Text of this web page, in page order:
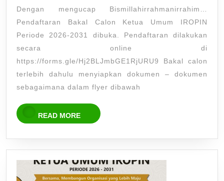
Umum
IROPIN
Periode
2031
Dengan mengucap Bismillahirrahmanirrahim…
Pendaftaran Bakal Calon Ketua Umum IROPIN
Periode 2026-2031 dibuka. Pendaftaran dilakukan
secara online di
https://forms.gle/Hj2BLJmbGE1RjURU9 Bakal calon
terlebih dahulu menyiapkan dokumen – dokumen
sebagaimana dalam flyer dibawah
READ MORE
READ
MORE